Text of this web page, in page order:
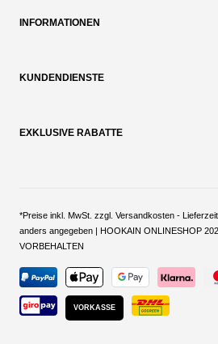
INFORMATIONEN
KUNDENDIENSTE
EXKLUSIVE RABATTE
*Preise inkl. MwSt. zzgl. Versandkosten -
anders angegeben | HOOKAIN ONLINESHOP
VORBEHALTEN
VORKASSE